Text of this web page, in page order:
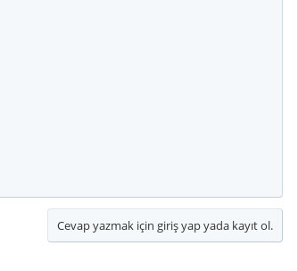
Cevap yazmak için giriş yap yada kayıt ol.